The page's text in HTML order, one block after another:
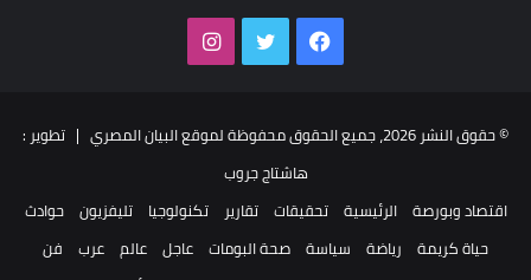
فيسبوك تويتر
© حقوق النشر 2026، جميع الحقوق محفوظة لموقع البيان المصري | تطوير :
هاشتاج جروب
اقتصاد وبورصة الرئيسية تحقيقات تقارير تكنولوجيا تليفزيون حوادث
حياة كريمة رياضة سياسة صحة البومات عاجل عالم عرب فن